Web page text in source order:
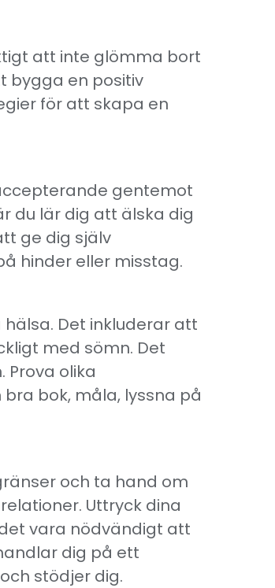
att inte glömma bort
bygga en positiv
för att skapa en
gentemot
du lär dig att älska dig
ge dig själv
hinder eller misstag.
Det inkluderar att
med sömn. Det
olika
bok, måla, lyssna på
och ta hand om
Uttryck dina
vara nödvändigt att
dig på ett
stödjer dig.